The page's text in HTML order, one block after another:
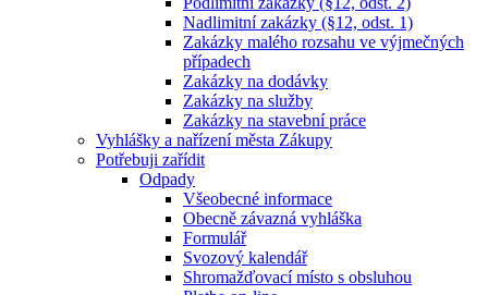
Nadlimitní zakázky (§12, odst. 1)
Zakázky malého rozsahu ve výjmečných
případech
Zakázky na dodávky
Zakázky na služby
Zakázky na stavební práce
Vyhlášky a nařízení města Zákupy
Potřebuji zařídit
Odpady
Všeobecné informace
Obecně závazná vyhláška
Formulář
Svozový kalendář
Shromažďovací místo s obsluhou